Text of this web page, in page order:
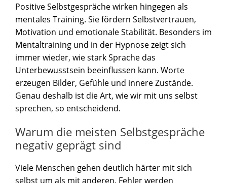
Positive Selbstgespräche wirken hingegen als
mentales Training. Sie fördern Selbstvertrauen,
Motivation und emotionale Stabilität. Besonders im
Mentaltraining und in der Hypnose zeigt sich
immer wieder, wie stark Sprache das
Unterbewusstsein beeinflussen kann. Worte
erzeugen Bilder, Gefühle und innere Zustände.
Genau deshalb ist die Art, wie wir mit uns selbst
sprechen, so entscheidend.
Warum die meisten Selbstgespräche
negativ geprägt sind
Viele Menschen gehen deutlich härter mit sich
selbst um als mit anderen. Fehler werden